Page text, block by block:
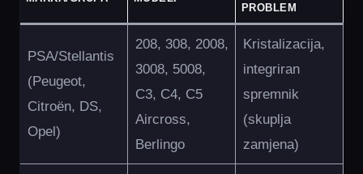
PROBLEM
PSA/Stellantis
(Peugeot,
Citroën, DS,
Opel)
208, 308, 2008,
3008, 5008,
C3, C4, C5
Aircross,
Berlingo
Kristalizacija,
integriran
spremnik
(skuplja
zamjena)